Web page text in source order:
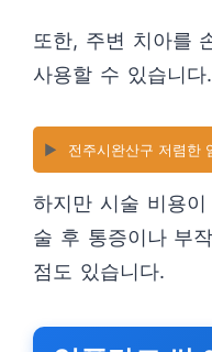
또한, 주변 치아를
사용할 수 있습니다.
▶️ 전주시완산구 저렴한
하지만 시술 비용
술 후 통증이나 부
점도 있습니다.